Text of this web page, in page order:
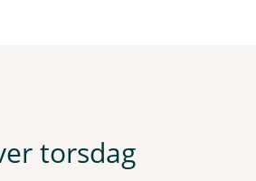
torsdag